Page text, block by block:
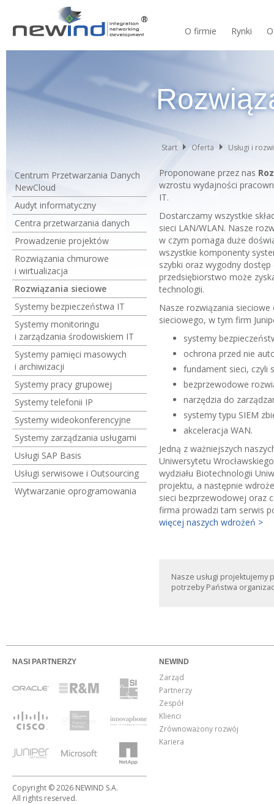
O firmie Rynki
Start Oferta Usługi i
Centrum Przetwarzania Danych
NewCloud
Audyt informatyczny
Centra przetwarzania danych
Prowadzenie projektów
Rozwiązania chmurowe
i wirtualizacja
Rozwiązania sieciowe
Systemy bezpieczeństwa IT
Systemy monitoringu
i zarządzania środowiskiem IT
Systemy pamięci masowych
i archiwizacji
Systemy pracy grupowej
Systemy telefonii IP
Systemy wideokonferencyjne
Systemy zarządzania usługami
Usługi SAP Basis
Usługi serwisowe i Outsourcing
Wytwarzanie oprogramowania
Proponowane przez nas
wzrostu wydajności
IT.
Dostarczamy wszystkie
sieci LAN/WLAN. Nasze
w czym pomaga duże
wszystkie komponenty
szybki oraz wygodny
przedsiębiorstwo może
technologii.
Nasze rozwiązania
sieciowego, w tym firm
systemy
ochrona przed nie
fundament sieci, czyli
bezprzewodowe
narzędzia do
systemy typu SIEM
akceleracja WAN.
Jedną z ważniejszych
Uniwersytetu
wydziału Biotechnologii
projektu, a następnie
sieci bezprzewodowej oraz
firma prowadzi tam serwis
więcej naszych wdrożeń >
Nasze usługi projektujemy
potrzeby Państwa
NASI PARTNERZY
Copyright © 2026 NEWIND S.A.
All rights reserved.
NEWIND
Zarząd
Partnerzy
Zespół
Klienci
Zrównoważony rozwój
Kariera